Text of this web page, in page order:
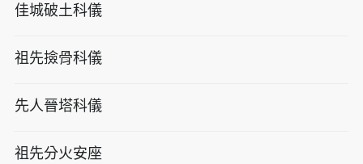
佳城破土科儀
祖先撿骨科儀
先人晉塔科儀
祖先分火安座